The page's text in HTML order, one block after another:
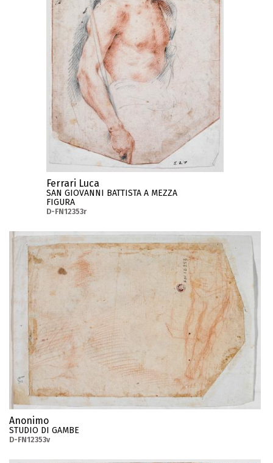
Ferrari Luca
SAN GIOVANNI BATTISTA A MEZZA
FIGURA
D-FN12353r
Anonimo
STUDIO DI GAMBE
D-FN12353v